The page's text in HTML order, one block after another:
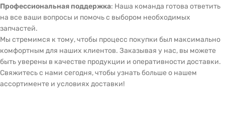
Профессиональная поддержка: Наша команда готова ответить
на все ваши вопросы и помочь с выбором необходимых
запчастей.
Мы стремимся к тому, чтобы процесс покупки был максимально
комфортным для наших клиентов. Заказывая у нас, вы можете
быть уверены в качестве продукции и оперативности доставки.
Свяжитесь с нами сегодня, чтобы узнать больше о нашем
ассортименте и условиях доставки!